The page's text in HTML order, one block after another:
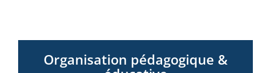
Organisation pédagogique &